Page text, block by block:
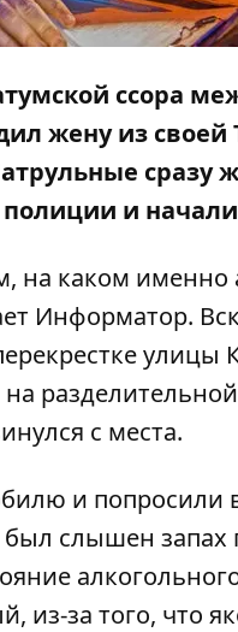
ссора
жену из своей
сразу
и
на каком
Информатор.
с места.
и попросили
слышен запах
из-за того,